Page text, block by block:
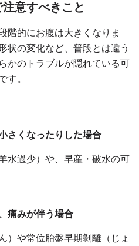
意すべきこと
階的にお腹は大きくなりま
状の変化など、普段とは違う
かのトラブルが隠れている可
す。
さくなったりした場合
水過少）や、早産・破水の可
痛みが伴う場合
）や常位胎盤早期剝離（じょ